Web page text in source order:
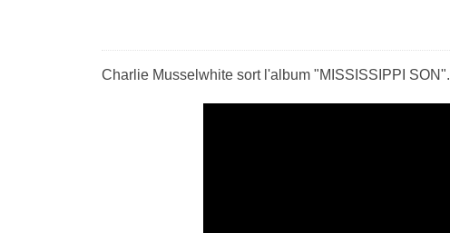
Charlie Musselwhite sort l'album "MISSISSIPPI SON".